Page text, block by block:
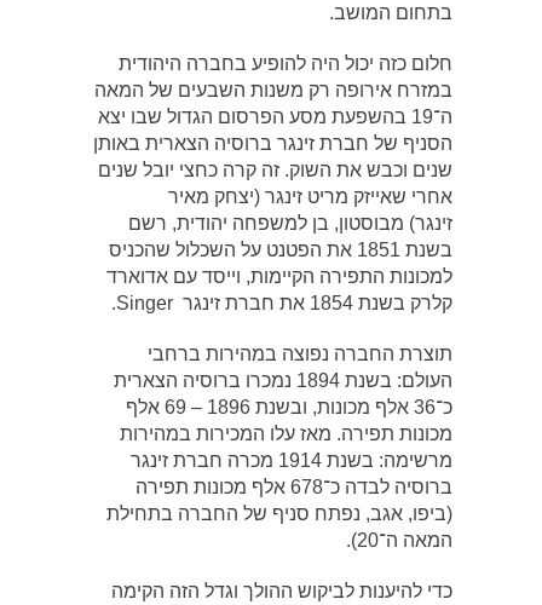
בתחום המושב.
חלום כזה יכול היה להופיע בחברה היהודית
במזרח אירופה רק משנות השבעים של המאה
ה־19 בהשפעת מסע הפרסום הגדול שבו יצא
הסניף של חברת זינגר ברוסיה הצארית באותן
שנים וכבש את השוק. זה קרה כחצי יובל שנים
אחרי שאייזק מריט זינגר (יצחק מאיר
זינגר) מבוסטון, בן למשפחה יהודית, רשם
בשנת 1851 את הפטנט על השכלול שהכניס
למכונות התפירה הקיימות, וייסד עם אדוארד
קלרק בשנת 1854 את חברת זינגר Singer.
תוצרת החברה נפוצה במהירות ברחבי
העולם: בשנת 1894 נמכרו ברוסיה הצארית
כ־36 אלף מכונות, ובשנת 1896 – 69 אלף
מכונות תפירה. מאז עלו המכירות במהירות
מרשימה: בשנת 1914 מכרה חברת זינגר
ברוסיה לבדה כ־678 אלף מכונות תפירה
(ביפו, אגב, נפתח סניף של החברה בתחילת
המאה ה־20).
כדי להיענות לביקוש ההולך וגדל הזה הקימה